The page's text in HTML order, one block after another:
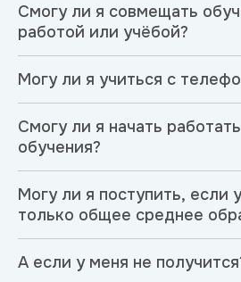
Смогу ли я совмещать
работой или учёбой?
Могу ли я учиться с
Смогу ли я начать
обучения?
Могу ли я поступить, если
только общее среднее
А если у меня не